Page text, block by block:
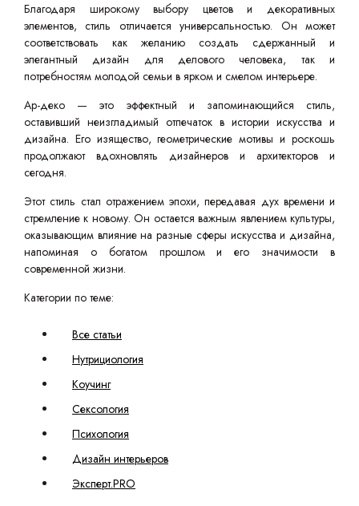
Благодаря широкому выбору цветов и декоративных
элементов, стиль отличается универсальностью. Он может
соответствовать как желанию создать сдержанный и
элегантный дизайн для делового человека, так и
потребностям молодой семьи в ярком и смелом интерьере.
Ар-деко — это эффектный и запоминающийся стиль,
оставивший неизгладимый отпечаток в истории искусства и
дизайна. Его изящество, геометрические мотивы и роскошь
продолжают вдохновлять дизайнеров и архитекторов и
сегодня.
Этот стиль стал отражением эпохи, передавая дух времени и
стремление к новому. Он остается важным явлением культуры,
оказывающим влияние на разные сферы искусства и дизайна,
напоминая о богатом прошлом и его значимости в
современной жизни.
Категории по теме:
Все статьи
Нутрициология
Коучинг
Сексология
Психология
Дизайн интерьеров
Эксперт.PRO